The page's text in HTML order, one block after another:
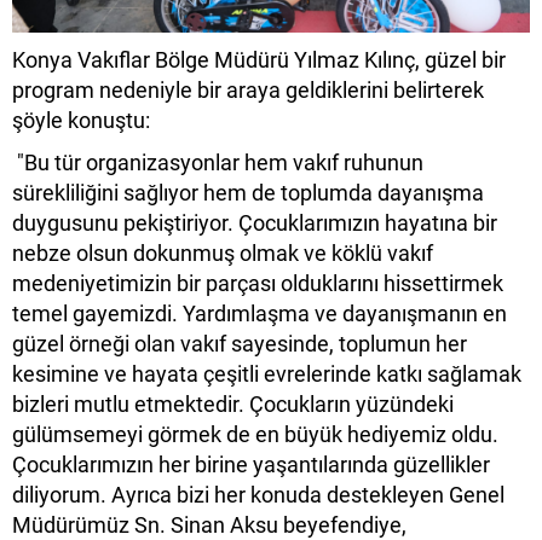
Konya Vakıflar Bölge Müdürü Yılmaz Kılınç, güzel bir
program nedeniyle bir araya geldiklerini belirterek
şöyle konuştu:
"Bu tür organizasyonlar hem vakıf ruhunun
sürekliliğini sağlıyor hem de toplumda dayanışma
duygusunu pekiştiriyor. Çocuklarımızın hayatına bir
nebze olsun dokunmuş olmak ve köklü vakıf
medeniyetimizin bir parçası olduklarını hissettirmek
temel gayemizdi. Yardımlaşma ve dayanışmanın en
güzel örneği olan vakıf sayesinde, toplumun her
kesimine ve hayata çeşitli evrelerinde katkı sağlamak
bizleri mutlu etmektedir. Çocukların yüzündeki
gülümsemeyi görmek de en büyük hediyemiz oldu.
Çocuklarımızın her birine yaşantılarında güzellikler
diliyorum. Ayrıca bizi her konuda destekleyen Genel
Müdürümüz Sn. Sinan Aksu beyefendiye,